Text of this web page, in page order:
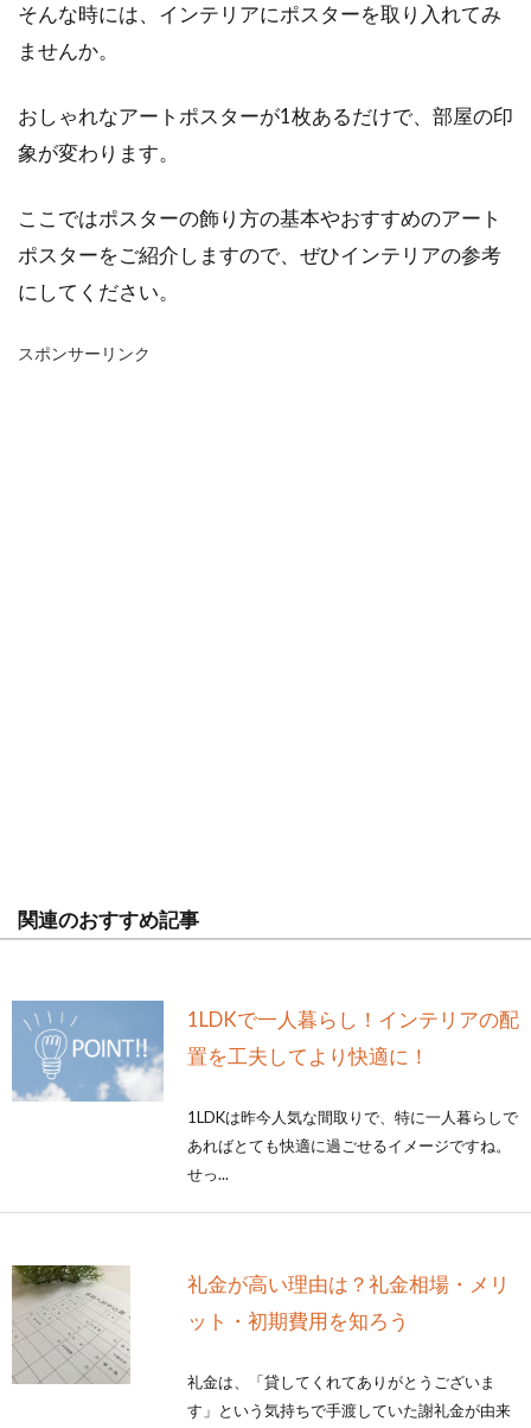
そんな時には、インテリアにポスターを取り入れてみ
ませんか。
おしゃれなアートポスターが1枚あるだけで、部屋の印
象が変わります。
ここではポスターの飾り方の基本やおすすめのアート
ポスターをご紹介しますので、ぜひインテリアの参考
にしてください。
スポンサーリンク
関連のおすすめ記事
1LDKで一人暮らし！インテリアの配
置を工夫してより快適に！
1LDKは昨今人気な間取りで、特に一人暮らしで
あればとても快適に過ごせるイメージですね。
せっ...
礼金が高い理由は？礼金相場・メリ
ット・初期費用を知ろう
礼金は、「貸してくれてありがとうございま
す」という気持ちで手渡していた謝礼金が由来